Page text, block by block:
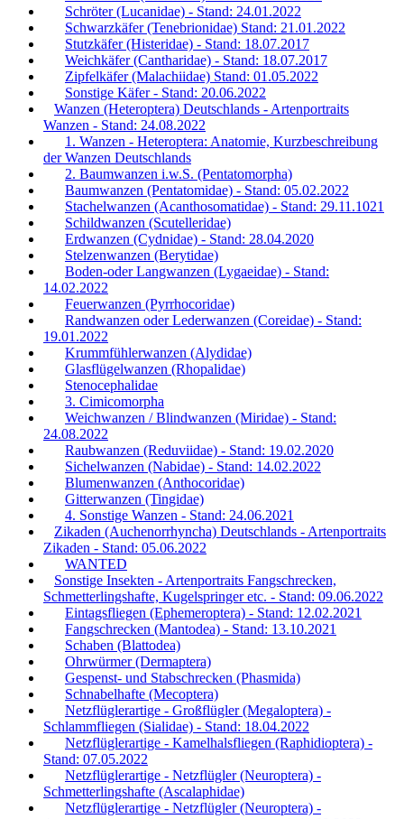
Schröter (Lucanidae) - Stand: 24.01.2022
Schwarzkäfer (Tenebrionidae) Stand: 21.01.2022
Stutzkäfer (Histeridae) - Stand: 18.07.2017
Weichkäfer (Cantharidae) - Stand: 18.07.2017
Zipfelkäfer (Malachiidae) Stand: 01.05.2022
Sonstige Käfer - Stand: 20.06.2022
Wanzen (Heteroptera) Deutschlands - Artenportraits
Wanzen - Stand: 24.08.2022
1. Wanzen - Heteroptera: Anatomie, Kurzbeschreibung
der Wanzen Deutschlands
2. Baumwanzen i.w.S. (Pentatomorpha)
Baumwanzen (Pentatomidae) - Stand: 05.02.2022
Stachelwanzen (Acanthosomatidae) - Stand: 29.11.1021
Schildwanzen (Scutelleridae)
Erdwanzen (Cydnidae) - Stand: 28.04.2020
Stelzenwanzen (Berytidae)
Boden-oder Langwanzen (Lygaeidae) - Stand:
14.02.2022
Feuerwanzen (Pyrrhocoridae)
Randwanzen oder Lederwanzen (Coreidae) - Stand:
19.01.2022
Krummfühlerwanzen (Alydidae)
Glasflügelwanzen (Rhopalidae)
Stenocephalidae
3. Cimicomorpha
Weichwanzen / Blindwanzen (Miridae) - Stand:
24.08.2022
Raubwanzen (Reduviidae) - Stand: 19.02.2020
Sichelwanzen (Nabidae) - Stand: 14.02.2022
Blumenwanzen (Anthocoridae)
Gitterwanzen (Tingidae)
4. Sonstige Wanzen - Stand: 24.06.2021
Zikaden (Auchenorrhyncha) Deutschlands - Artenportraits
Zikaden - Stand: 05.06.2022
WANTED
Sonstige Insekten - Artenportraits Fangschrecken,
Schmetterlingshafte, Kugelspringer etc. - Stand: 09.06.2022
Eintagsfliegen (Ephemeroptera) - Stand: 12.02.2021
Fangschrecken (Mantodea) - Stand: 13.10.2021
Schaben (Blattodea)
Ohrwürmer (Dermaptera)
Gespenst- und Stabschrecken (Phasmida)
Schnabelhafte (Mecoptera)
Netzflüglerartige - Großflügler (Megaloptera) -
Schlammfliegen (Sialidae) - Stand: 18.04.2022
Netzflüglerartige - Kamelhalsfliegen (Raphidioptera) -
Stand: 07.05.2022
Netzflüglerartige - Netzflügler (Neuroptera) -
Schmetterlingshafte (Ascalaphidae)
Netzflüglerartige - Netzflügler (Neuroptera) -